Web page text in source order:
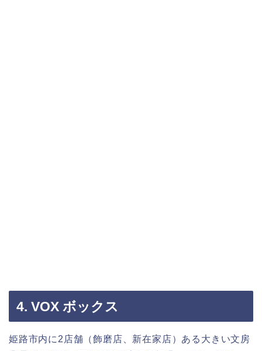
4. VOX ボックス
姫路市内に2店舗（飾磨店、新在家店）ある大きい文房